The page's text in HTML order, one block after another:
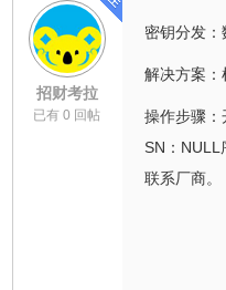
招财考拉
已有 0 回帖
密钥分发
解决方案：
操作步骤：
SN：NULL
联系厂商。